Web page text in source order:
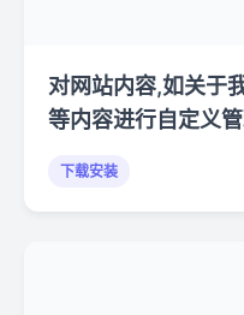
对网站内容,如关于
等内容进行自定义
下载安装